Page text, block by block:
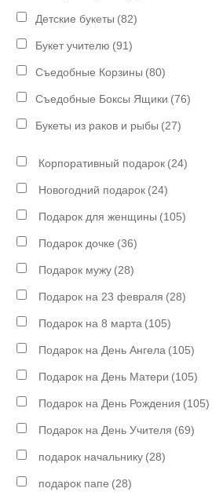
Детские букеты (82)
Букет учителю (91)
Съедобные Корзины (80)
Съедобные Боксы Ящики (76)
Букеты из раков и рыбы (27)
Корпоративный подарок (24)
Новогодний подарок (24)
Подарок для женщины (105)
Подарок дочке (36)
Подарок мужу (28)
Подарок на 23 февраля (28)
Подарок на 8 марта (105)
Подарок на День Ангела (105)
Подарок на День Матери (105)
Подарок на День Рождения (105)
Подарок на День Учителя (69)
подарок начальнику (28)
подарок папе (28)